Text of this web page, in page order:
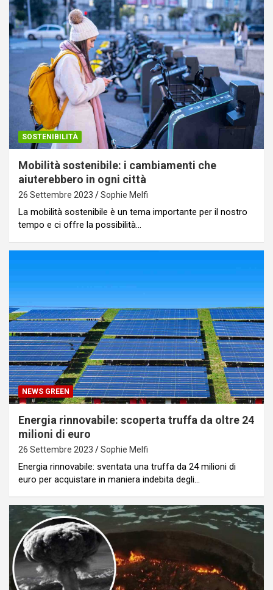
SOSTENIBILITÀ
Mobilità sostenibile: i cambiamenti che
aiuterebbero in ogni città
26 Settembre 2023 Sophie Melfi
La mobilità sostenibile è un tema importante per il nostro
tempo e ci offre la possibilità…
NEWS GREEN
Energia rinnovabile: scoperta truffa da oltre 24
milioni di euro
26 Settembre 2023 Sophie Melfi
Energia rinnovabile: sventata una truffa da 24 milioni di
euro per acquistare in maniera indebita degli…